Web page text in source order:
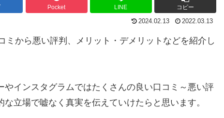
Pocket LINE コピー
2024.02.13 2022.03.13
ミから悪い評判、メリット・デメリットなどを紹介 し
インスタグラムではたくさんの良い口コミ～悪い評
立場で嘘なく真実を伝えていけたらと思います。